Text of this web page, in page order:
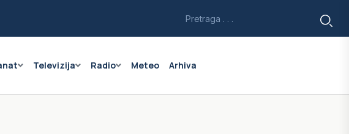
Televizija Radio Meteo Arhiva